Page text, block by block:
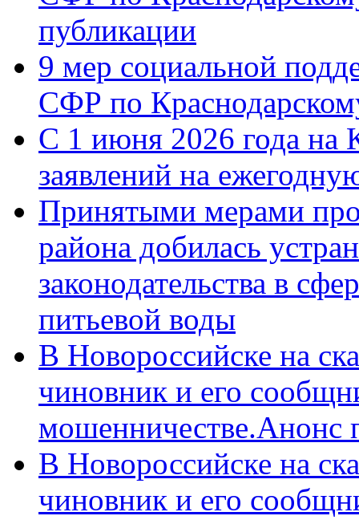
публикации
9 мер социальной
СФР по
С 1 июня 2026 года на
заявлений на
Принятыми мерами
района добилась
законодательства в
питьевой воды
В Новороссийске на
чиновник и его
мошенничестве.Анонс
В Новороссийске на
чиновник и его